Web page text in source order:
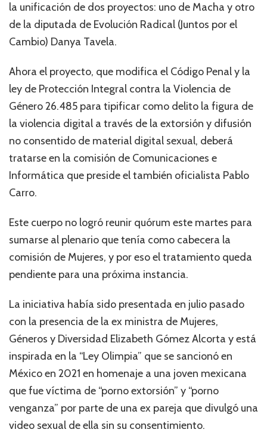
la unificación de dos proyectos: uno de Macha y otro
de la diputada de Evolución Radical (Juntos por el
Cambio) Danya Tavela.
Ahora el proyecto, que modifica el Código Penal y la
ley de Protección Integral contra la Violencia de
Género 26.485 para tipificar como delito la figura de
la violencia digital a través de la extorsión y difusión
no consentido de material digital sexual, deberá
tratarse en la comisión de Comunicaciones e
Informática que preside el también oficialista Pablo
Carro.
Este cuerpo no logró reunir quórum este martes para
sumarse al plenario que tenía como cabecera la
comisión de Mujeres, y por eso el tratamiento queda
pendiente para una próxima instancia.
La iniciativa había sido presentada en julio pasado
con la presencia de la ex ministra de Mujeres,
Géneros y Diversidad Elizabeth Gómez Alcorta y está
inspirada en la “Ley Olimpia” que se sancionó en
México en 2021 en homenaje a una joven mexicana
que fue víctima de “porno extorsión” y “porno
venganza” por parte de una ex pareja que divulgó una
video sexual de ella sin su consentimiento.